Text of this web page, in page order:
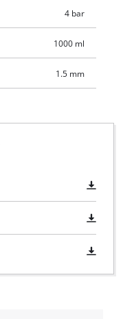
4 bar
1000 ml
1.5 mm